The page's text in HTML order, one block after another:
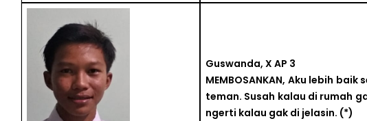
Guswanda, X AP 3
MEMBOSANKAN, Aku lebih
teman. Susah kalau di rumah
ngerti kalau gak di jelasin. (*)